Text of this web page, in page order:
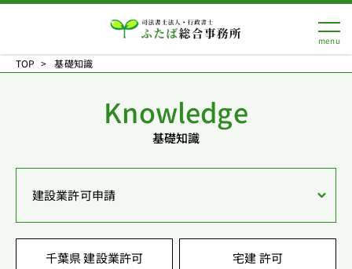
TOP 基礎知識
Knowledge
基礎知識
建設業許可申請
千葉県 建設業許可 宅建 許可